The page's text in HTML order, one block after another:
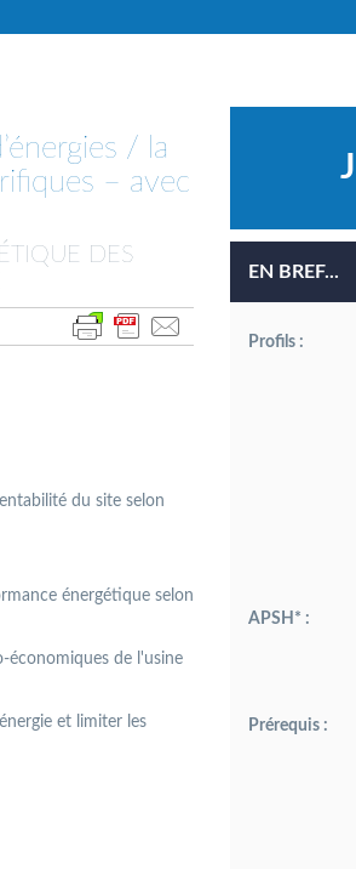
/ la
– avec
DES
du site selon
énergétique selon
économiques de l'usine
et limiter les
EN BREF...
Profils :
APSH* :
Prérequis :